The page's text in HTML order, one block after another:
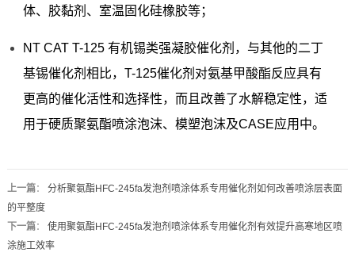
体、胶黏剂、室温固化硅橡胶等；
NT CAT T-125 有机锡类强凝胶催化剂，与其他的二丁
基锡催化剂相比，T-125催化剂对氨基甲酸酯反应具有
更高的催化活性和选择性，而且改善了水解稳定性，适
用于硬质聚氨酯喷涂泡沫、模塑泡沫及CASE应用中。
上一篇： 分析聚氨酯HFC-245fa发泡剂喷涂体系专用催化剂如何改善喷涂层表面
的平整度
下一篇： 使用聚氨酯HFC-245fa发泡剂喷涂体系专用催化剂有效提升高寒地区喷
涂施工效率